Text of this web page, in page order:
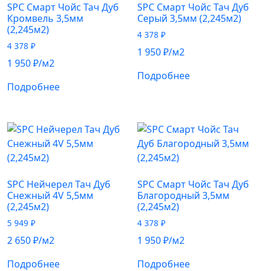
SPC Смарт Чойс Тач Дуб
Кромвель 3,5мм
(2,245м2)
4 378 ₽
1 950₽/м2
Подробнее
SPC Смарт Чойс Тач Дуб
Серый 3,5мм (2,245м2)
4 378₽
1 950₽/м2
Подробнее
SPC Нейчерел Тач Дуб
Снежный 4V 5,5мм
(2,245м2)
5 949 ₽
2 650₽/м2
Подробнее
SPC Смарт Чойс Тач Дуб
Благородный 3,5мм
(2,245м2)
4 378₽
1 950₽/м2
Подробнее